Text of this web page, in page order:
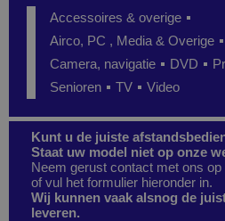
Accessoires & overige
Airco, PC , Media & Overige
Camera, navigatie
DVD
Senioren
TV Video
Kunt u de juiste
Staat uw model niet op onze
Neem gerust contact met ons op
of vul het formulier hieronder in.
Wij kunnen vaak alsnog de
leveren.